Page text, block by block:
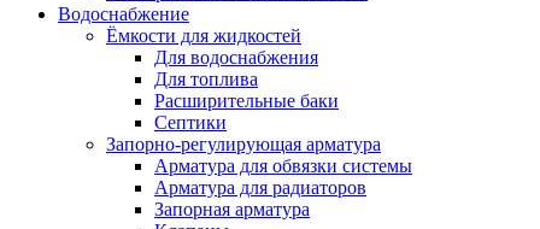
Водоснабжение
Ёмкости для жидкостей
Для водоснабжения
Для топлива
Расширительные баки
Септики
Запорно-регулирующая арматура
Арматура для обвязки системы
Арматура для радиаторов
Запорная арматура